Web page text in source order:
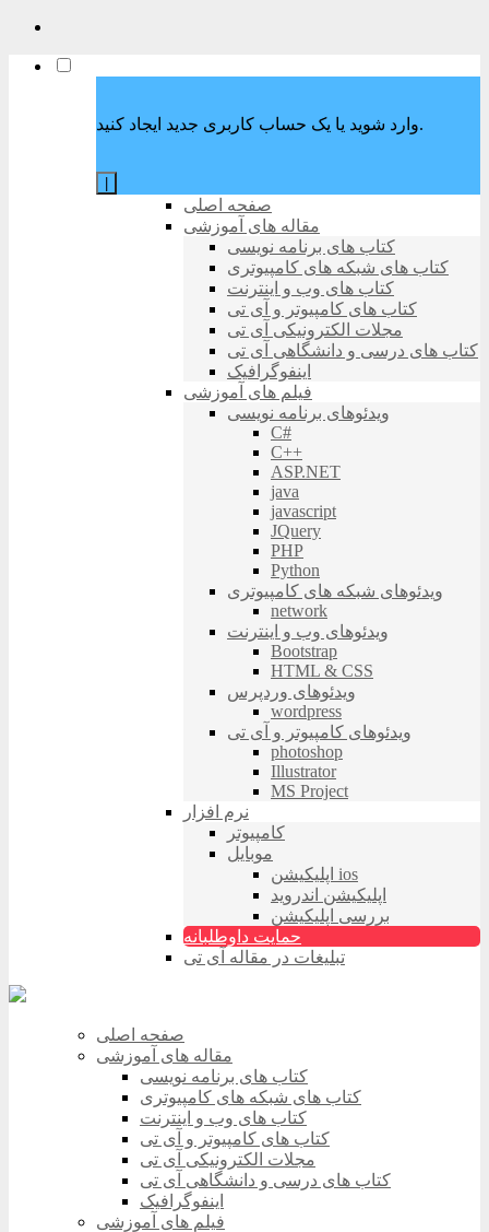
وارد شوید یا یک حساب کاربری جدید ایجاد کنید.
صفحه اصلی
مقاله های آموزشی
کتاب های برنامه نویسی
کتاب های شبکه های کامپیوتری
کتاب های وب و اینترنت
کتاب های کامپیوتر و آی تی
مجلات الکترونیکی آی تی
کتاب های درسی و دانشگاهی آی تی
اینفوگرافیک
فیلم های آموزشی
ویدئوهای برنامه نویسی
C#
C++
ASP.NET
java
javascript
JQuery
PHP
Python
ویدئوهای شبکه های کامپیوتری
network
ویدئوهای وب و اینترنت
Bootstrap
HTML & CSS
ویدئوهای وردپرس
wordpress
ویدئوهای کامپیوتر و آی تی
photoshop
Illustrator
MS Project
نرم افزار
کامپیوتر
موبایل
اپلیکیشن ios
اپلیکیشن اندروید
بررسی اپلیکیشن
حمایت داوطلبانه
تبلیغات در مقاله آی تی
صفحه اصلی
مقاله های آموزشی
کتاب های برنامه نویسی
کتاب های شبکه های کامپیوتری
کتاب های وب و اینترنت
کتاب های کامپیوتر و آی تی
مجلات الکترونیکی آی تی
کتاب های درسی و دانشگاهی آی تی
اینفوگرافیک
فیلم های آموزشی